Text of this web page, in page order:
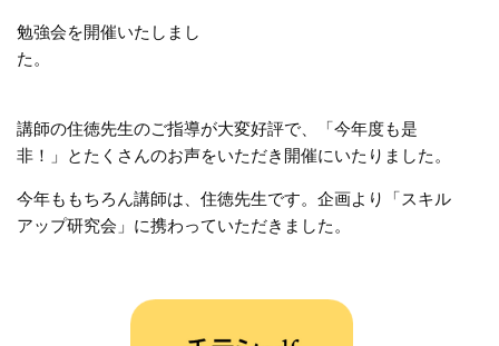
勉強会を開催いたしまし
た
講師の住徳先生のご指導が大変好評で、
「今年度も是
非！」とたくさんのお声をいただき開催にいたりました。
今年ももちろん講師は、住徳先生です。 企画より「スキル
アップ研究会」に携わっていただきました。